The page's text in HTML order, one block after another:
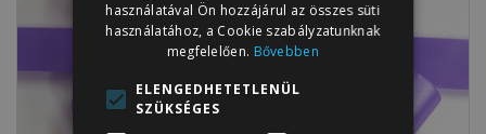
használatával Ön hozzájárul az összes süti
használatához, a Cookie szabályzatunknak
megfelelően. Bővebben
ELENGEDHETETLENÜL
SZÜKSÉGES